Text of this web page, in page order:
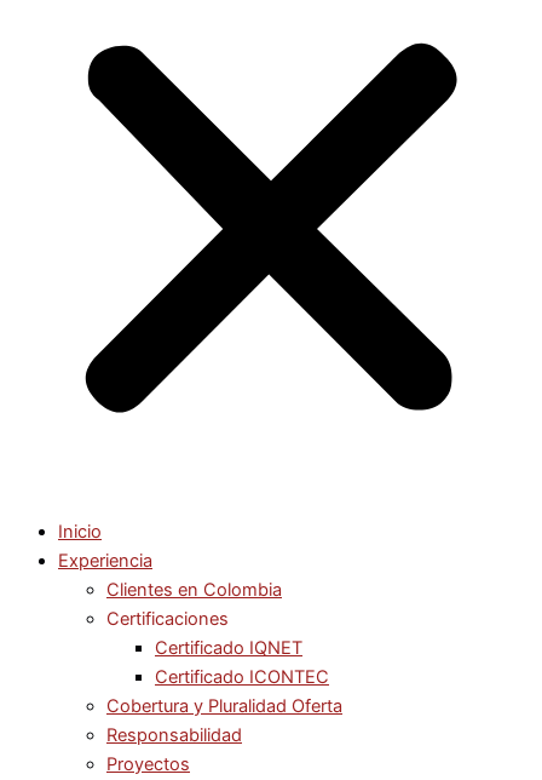
Inicio
Experiencia
Clientes en Colombia
Certificaciones
Certificado IQNET
Certificado ICONTEC
Cobertura y Pluralidad Oferta
Responsabilidad
Proyectos